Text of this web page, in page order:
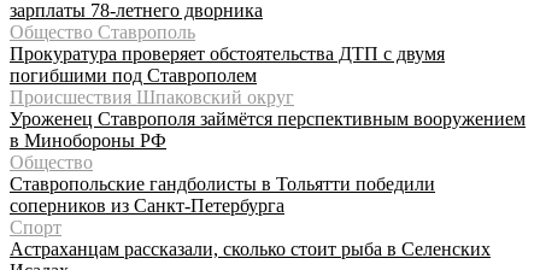
зарплаты 78-летнего дворника
Общество Ставрополь
Прокуратура проверяет обстоятельства ДТП с двумя
погибшими под Ставрополем
Происшествия Шпаковский округ
Уроженец Ставрополя займётся перспективным вооружением
в Минобороны РФ
Общество
Ставропольские гандболисты в Тольятти победили
соперников из Санкт-Петербурга
Спорт
Астраханцам рассказали, сколько стоит рыба в Селенских